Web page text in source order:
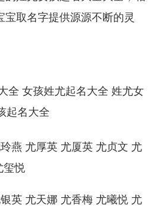
宝取名字提供源源不断的灵
燕 尤厚英 尤厦英 尤贞文 尤
玺悦
英 尤天娜 尤香梅 尤曦悦 尤